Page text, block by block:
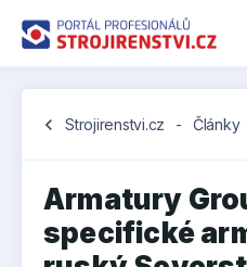
chevron_left Strojirenstvi.cz - Články
Armatury
specifické